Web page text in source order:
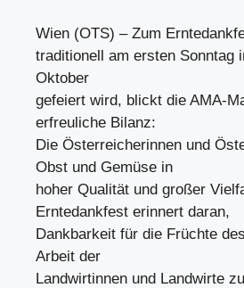
Wien (OTS) – Zum
traditionell am ersten Sonntag
Oktober
gefeiert wird, blickt die AMA-
erfreuliche Bilanz:
Die Österreicherinnen und
Obst und Gemüse in
hoher Qualität und großer
Erntedankfest erinnert daran,
Dankbarkeit für die Früchte
Arbeit der
Landwirtinnen und Landwirte